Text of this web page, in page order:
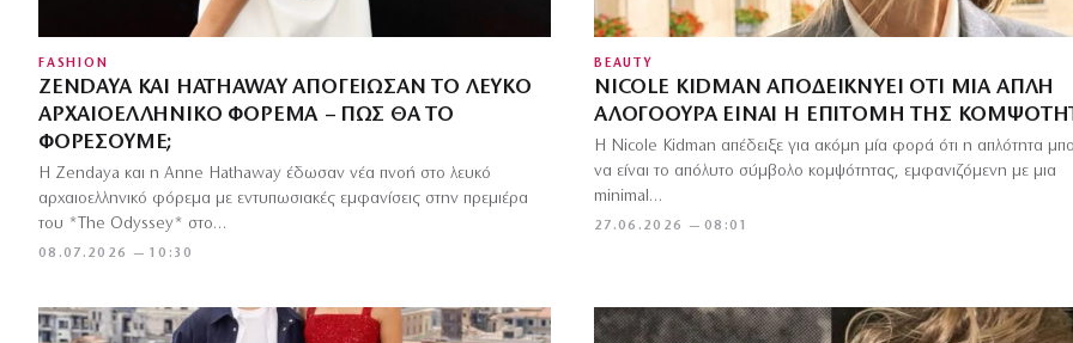
FASHION
ZENDAYA ΚΑΙ HATHAWAY ΑΠΟΓΕΊΩΣΑΝ ΤΟ ΛΕΥΚΌ
ΑΡΧΑΙΟΕΛΛΗΝΙΚΌ ΦΌΡΕΜΑ – ΠΏΣ ΘΑ ΤΟ
ΦΟΡΈΣΟΥΜΕ;
08.07.2026 — 10:30
Η Zendaya και η Anne Hathaway έδωσαν νέα πνοή στο λευκό
αρχαιοελληνικό φόρεμα με εντυπωσιακές εμφανίσεις στην πρεμιέρα
του *The Odyssey* στο…
BEAUTY
NICOLE KIDMAN ΑΠΟΔΕΙΚΝΎΕΙ ΌΤΙ ΜΙΑ ΑΠΛΉ
ΑΛΟΓΟΟΥΡΆ ΕΊΝΑΙ Η ΕΠΙΤΟΜΉ ΤΗΣ
27.06.2026 — 08:01
Η Nicole Kidman απέδειξε για ακόμη μία φορά ότι η απλότητα
να είναι το απόλυτο σύμβολο κομψότητας, εμφανιζόμενη με μια
minimal…